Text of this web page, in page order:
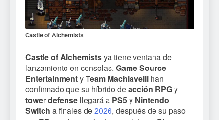
Castle of Alchemists
Castle of Alchemistsya tiene ventana de
lanzamiento en consolas. Game Source
EntertainmentyTeam Machiavelli han
confirmado que su híbrido deacción RPGy
tower defense llegará a PS5y Nintendo
Switch a finales de2026, después de su paso